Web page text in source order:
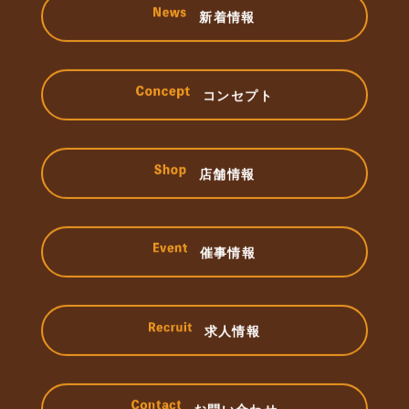
新着情報
コンセプト
店舗情報
催事情報
求人情報